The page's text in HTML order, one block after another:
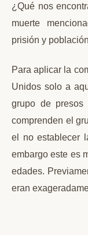
¿Qué nos
muerte
prisión y
Para aplicar la
Unidos solo a
grupo de
comprenden el
el no establecer
embargo este es
edades.
eran